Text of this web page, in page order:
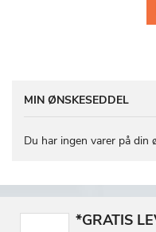
MIN ØNSKESEDDEL
Du har ingen varer på din
*GRATIS